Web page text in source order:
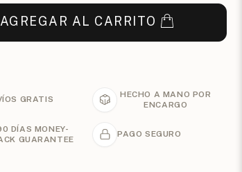
AGREGAR AL CARRITO
GRATIS
HECHO A MANO POR
ENCARGO
DÍAS MONEY-
GUARANTEE
PAGO SEGURO